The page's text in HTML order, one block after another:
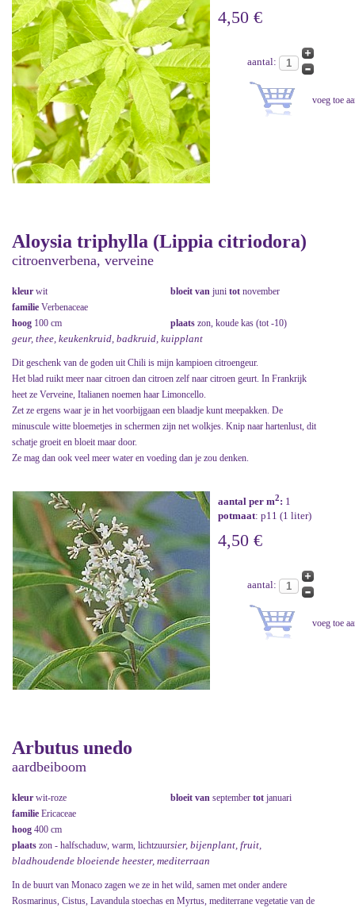
4,50 €
aantal:
Aloysia triphylla (Lippia citriodora)
citroenverbena, verveine
kleur wit bloeit van juni tot november
familie Verbenaceae
hoog 100 cm plaats zon, koude kas (tot -10)
geur, thee, keukenkruid, badkruid, kuipplant
Dit geschenk van de goden uit Chili is mijn kampioen citroengeur.
Het blad ruikt meer naar citroen dan citroen zelf naar citroen geurt. In Frankrijk
heet ze Verveine, Italianen noemen haar Limoncello.
Zet ze ergens waar je in het voorbijgaan een blaadje kunt meepakken. De
minuscule witte bloemetjes in schermen zijn net wolkjes. Knip naar hartenlust, dit
schatje groeit en bloeit maar door.
Ze mag dan ook veel meer water en voeding dan je zou denken.
aantal per m2: 1
potmaat: p11 (1 liter)
4,50 €
aantal:
Arbutus unedo
aardbeiboom
kleur wit-roze bloeit van september tot januari
familie Ericaceae
hoog 400 cm
plaats zon - halfschaduw, warm, lichtzuursier, bijenplant, fruit,
bladhoudende bloeiende heester, mediterraan
In de buurt van Monaco zagen we ze in het wild, samen met onder andere
Rosmarinus, Cistus, Lavandula stoechas en Myrtus, mediterrane vegetatie van de